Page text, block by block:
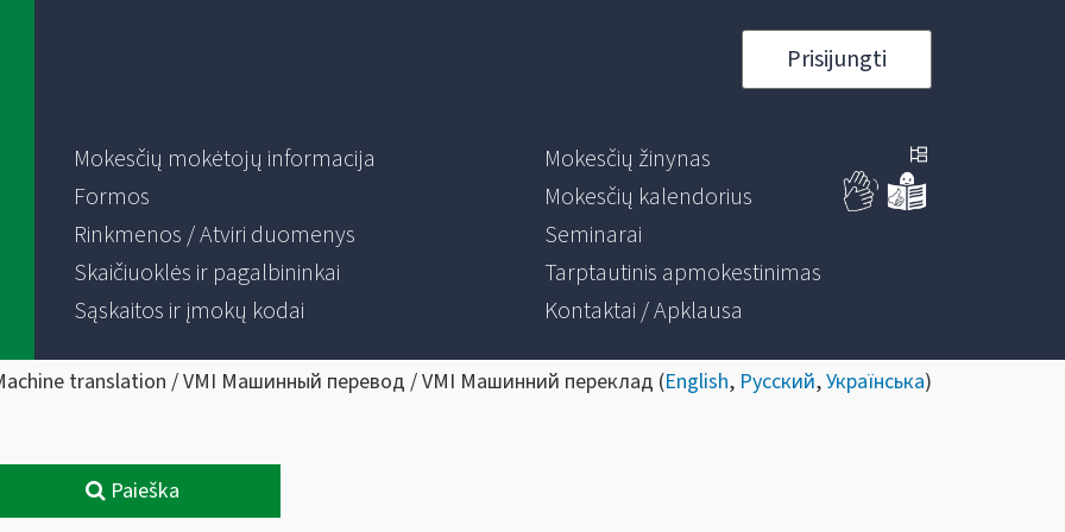
Prisijungti
Mokesčių mokėtojų informacija
Formos
Rinkmenos / Atviri duomenys
Skaičiuoklės ir pagalbininkai
Sąskaitos ir įmokų kodai
Mokesčių žinynas
Mokesčių kalendorius
Seminarai
Tarptautinis apmokestinimas
Kontaktai / Apklausa
translation / VMI Машинный перевод / VMI Машинний переклад (English, Русский,Українська)
Paieška